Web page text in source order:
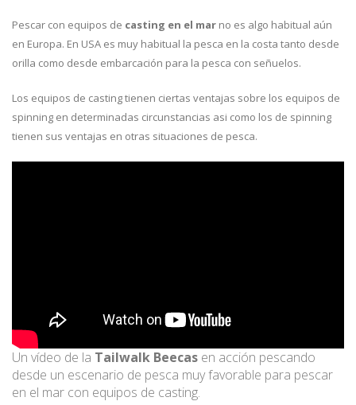
Pescar con equipos de casting en el mar no es algo habitual aún
en Europa. En USA es muy habitual la pesca en la costa tanto desde
orilla como desde embarcación para la pesca con señuelos.
Los equipos de casting tienen ciertas ventajas sobre los equipos de
spinning en determinadas circunstancias asi como los de spinning
tienen sus ventajas en otras situaciones de pesca.
Un vídeo de la Tailwalk Beecas en acción pescando
desde un escenario de pesca muy favorable para pescar
en el mar con equipos de casting.